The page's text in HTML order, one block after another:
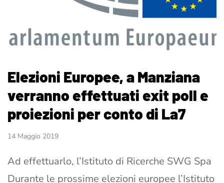
Elezioni Europee, a Manziana
verranno effettuati exit poll e
proiezioni per conto di La7
14 Maggio 2019
Ad effettuarlo, l’Istituto di Ricerche SWG Spa
Durante le prossime elezioni europee l’Istituto